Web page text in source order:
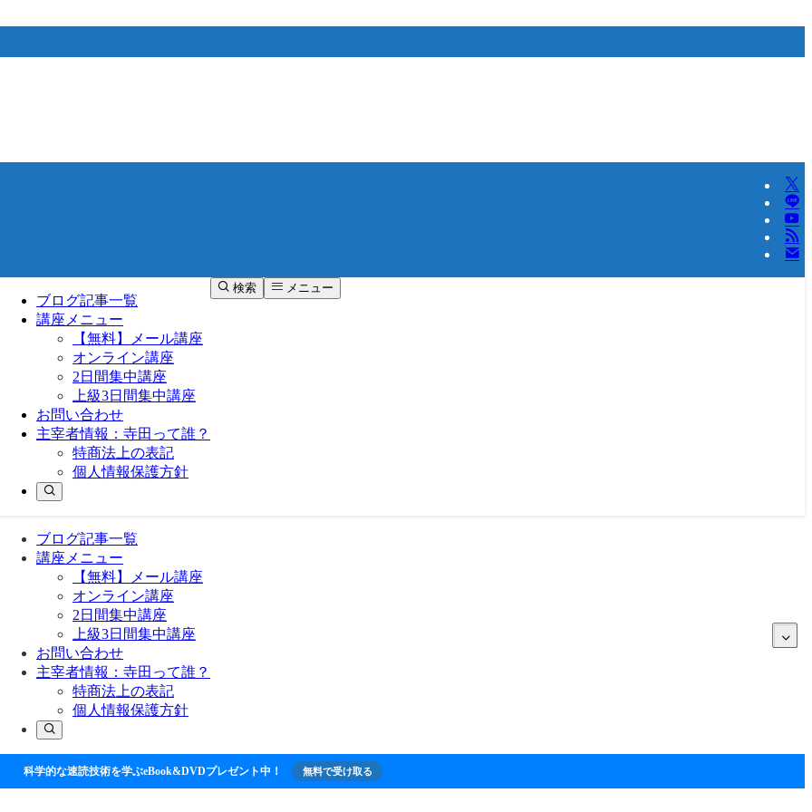
ブログ記事一覧
講座メニュー
【無料】メール講座
オンライン講座
2日間集中講座
上級3日間集中講座
お問い合わせ
主宰者情報：寺田って誰？
特商法上の表記
個人情報保護方針
検索 メニュー
ブログ記事一覧
講座メニュー
【無料】メール講座
オンライン講座
2日間集中講座
上級3日間集中講座
お問い合わせ
主宰者情報：寺田って誰？
特商法上の表記
個人情報保護方針
科学的な速読技術を学ぶeBook&DVDプレゼント中！ 無料で受け取る